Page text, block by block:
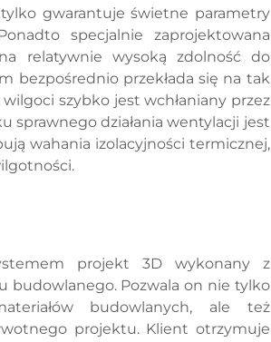
gwarantuje świetne parametry
specjalnie zaprojektowana
relatywnie wysoką zdolność do
bezpośrednio przekłada się na tak
szybko jest wchłaniany przez
sprawnego działania wentylacji jest
wahania izolacyjności termicznej,
projekt 3D wykonany z
Pozwala on nie tylko
budowlanych, ale też
projektu. Klient otrzymuje